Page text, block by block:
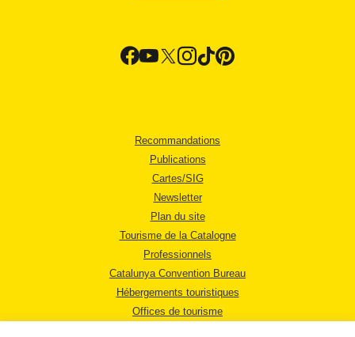
Recommandations
Publications
Cartes/SIG
Newsletter
Plan du site
Tourisme de la Catalogne
Professionnels
Catalunya Convention Bureau
Hébergements touristiques
Offices de tourisme